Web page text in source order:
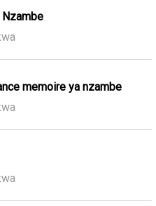
memoire ya nzambe